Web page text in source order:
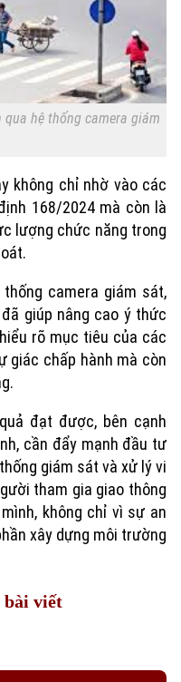
hệ thống camera giám
không chỉ nhờ vào các
168/2024 mà còn là
lượng chức năng trong
camera giám sát,
đã giúp nâng cao ý thức
rõ mục tiêu của các
giác chấp hành mà còn
đạt được, bên cạnh
cần đẩy mạnh đầu tư
giám sát và xử lý vi
tham gia giao thông
không chỉ vì sự an
xây dựng môi trường
bài viết